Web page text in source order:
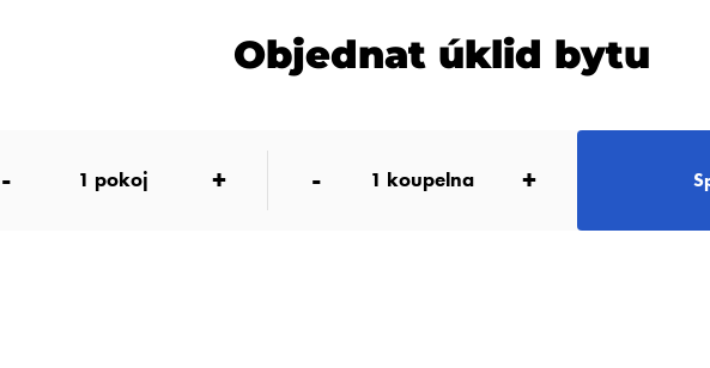
Objednat úklid bytu
- 1 pokoj + - 1 koupelna +